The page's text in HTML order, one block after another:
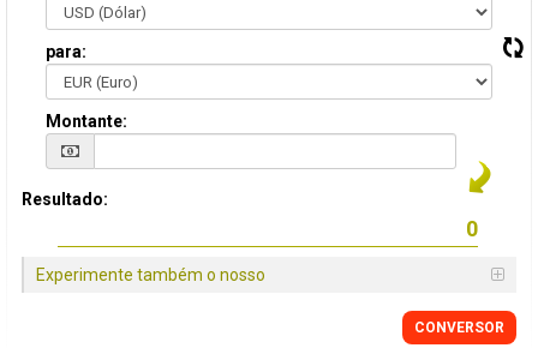
para:
Montante:
Resultado:
Experimente também o nosso
CONVERSOR